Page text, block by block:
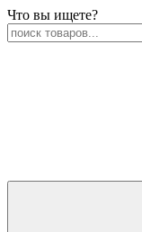
Что вы ищете?